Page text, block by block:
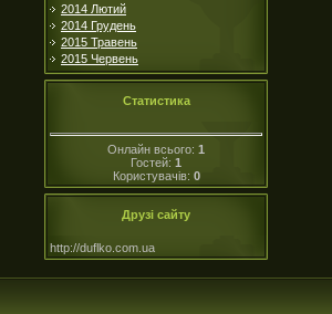
2014 Лютий
2014 Грудень
2015 Травень
2015 Червень
Статистика
Онлайн всього: 1
Гостей: 1
Користувачів: 0
Друзі сайту
http://duflko.com.ua